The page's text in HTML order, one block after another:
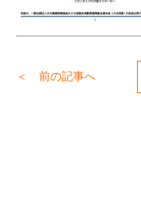
＜ 前の記事へ